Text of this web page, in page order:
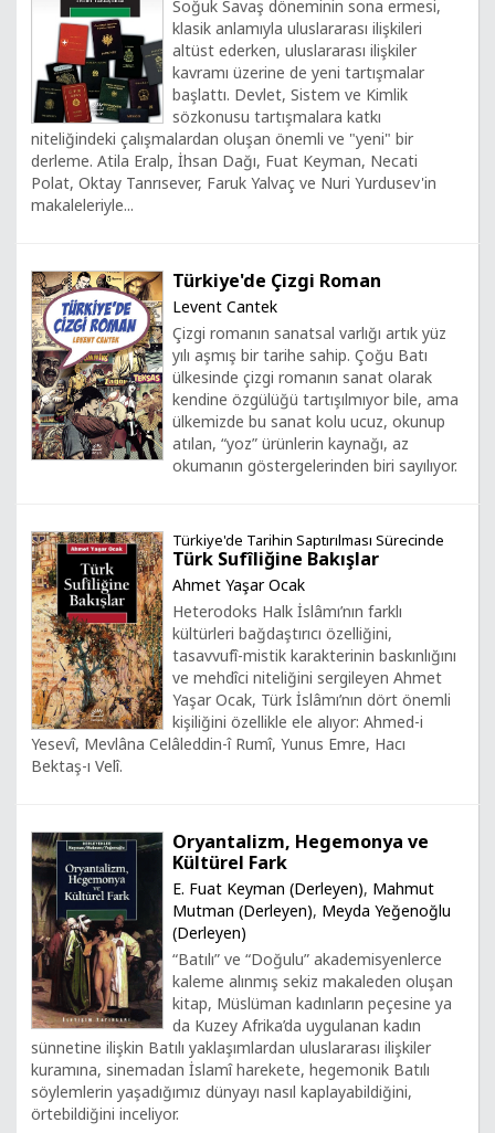
Soğuk Savaş döneminin sona ermesi,
klasik anlamıyla uluslararası ilişkileri
altüst ederken, uluslararası ilişkiler
kavramı üzerine de yeni tartışmalar
başlattı. Devlet, Sistem ve Kimlik
sözkonusu tartışmalara katkı
niteliğindeki çalışmalardan oluşan önemli ve "yeni" bir
derleme. Atila Eralp, İhsan Dağı, Fuat Keyman, Necati
Polat, Oktay Tanrısever, Faruk Yalvaç ve Nuri Yurdusev'in
makaleleriyle...
Türkiye'de Çizgi Roman
Levent Cantek
Çizgi romanın sanatsal varlığı artık yüz
yılı aşmış bir tarihe sahip. Çoğu Batı
ülkesinde çizgi romanın sanat olarak
kendine özgülüğü tartışılmıyor bile, ama
ülkemizde bu sanat kolu ucuz, okunup
atılan, “yoz” ürünlerin kaynağı, az
okumanın göstergelerinden biri sayılıyor.
Türkiye'de Tarihin Saptırılması Sürecinde
Türk Sufîliğine Bakışlar
Ahmet Yaşar Ocak
Heterodoks Halk İslâmı’nın farklı
kültürleri bağdaştırıcı özelliğini,
tasavvufî-mistik karakterinin baskınlığını
ve mehdîci niteliğini sergileyen Ahmet
Yaşar Ocak, Türk İslâmı’nın dört önemli
kişiliğini özellikle ele alıyor: Ahmed-i
Yesevî, Mevlâna Celâleddin-î Rumî, Yunus Emre, Hacı
Bektaş-ı Velî.
Oryantalizm, Hegemonya ve
Kültürel Fark
E. Fuat Keyman (Derleyen), Mahmut
Mutman (Derleyen), Meyda Yeğenoğlu
(Derleyen)
“Batılı” ve “Doğulu” akademisyenlerce
kaleme alınmış sekiz makaleden oluşan
kitap, Müslüman kadınların peçesine ya
da Kuzey Afrika’da uygulanan kadın
sünnetine ilişkin Batılı yaklaşımlardan uluslararası ilişkiler
kuramına, sinemadan İslamî harekete, hegemonik Batılı
söylemlerin yaşadığımız dünyayı nasıl kaplayabildiğini,
örtebildiğini inceliyor.